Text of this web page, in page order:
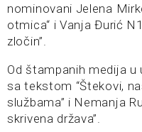
nominovani Jelena
otmica“ i Vanja Đurić
zločin”.
Od štampanih medija
sa tekstom “Štekovi,
službama” i Nemanja
skrivena država”.